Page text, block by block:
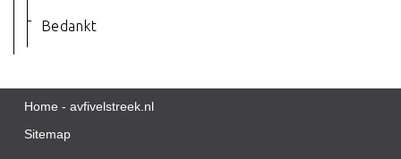
Bedankt
Home - avfivelstreek.nl
Sitemap